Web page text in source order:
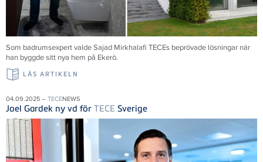
Som badrumsexpert valde Sajad Mirkhalafi TECEs beprövade lösningar när
han byggde sitt nya hem på Ekerö.
LÄS ARTIKELN
04.09.2025 – TECENEWS
Joel Gardek ny vd för TECE Sverige